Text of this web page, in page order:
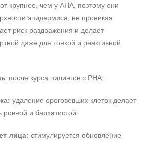
крупнее, чем у AHA, поэтому они
эпидермиса, не проникая
риск раздражения и делает
даже для тонкой и реактивной
после курса пилингов с PHA:
удаление ороговевших клеток делает
ровной и бархатистой.
лица: стимулируется обновление
+7 (495) 640-58-89
+7 (929) 933-09-89